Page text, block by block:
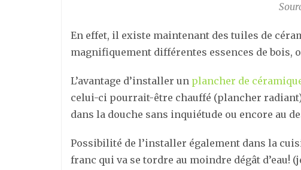
En effet, il existe maintenant des tuiles de
magnifiquement différentes essences de bois,
L’avantage d’installer un plancher de
celui-ci pourrait-être chauffé (plancher
dans la douche sans inquiétude ou encore au
Possibilité de l’installer également dans la
franc qui va se tordre au moindre dégât d’eau!